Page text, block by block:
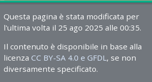
Questa pagina è stata modificata per
l'ultima volta il 25 ago 2025 alle 00:35.
Il contenuto è disponibile in base alla
licenza CC BY-SA 4.0 e GFDL, se non
diversamente specificato.